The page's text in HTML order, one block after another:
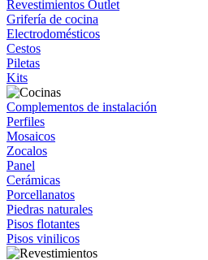
Revestimientos Outlet
Grifería de cocina
Electrodomésticos
Cestos
Piletas
Kits
Complementos de instalación
Perfiles
Mosaicos
Zocalos
Panel
Cerámicas
Porcellanatos
Piedras naturales
Pisos flotantes
Pisos vinilicos